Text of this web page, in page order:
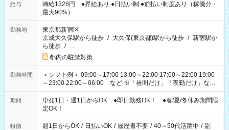
給与
時給1328円 ●昇給あり ●日払い制 ●前払い制度あり（稼働分・
最大90%）
勤務地
東京都新宿区
京成大久保駅から徒歩 / 大久保(東京都)駅から徒歩 / 新宿駅か
ら徒歩 / …
都内の駐禁対策
勤務時間
＜シフト例＞ 09:00～17:00 13:00～22:00 17:00～22:00 19:00
～23:00 22:00～06:00 など ※「昼間だけ」「夜勤だけ」など
の希望OK
期間
単発1日・週1日からOK ●即日勤務OK！ ●春/夏/冬休み期間限
定OK！
特徴 週1日からOK / 日払いOK / 履歴書不要 / 40～50代活躍中 / 副